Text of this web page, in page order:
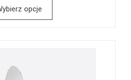
opcje